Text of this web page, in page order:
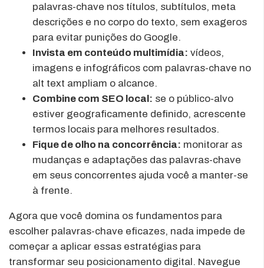
palavras-chave nos títulos, subtítulos, meta
descrições e no corpo do texto, sem exageros
para evitar punições do Google.
Invista em conteúdo multimídia: vídeos,
imagens e infográficos com palavras-chave no
alt text ampliam o alcance.
Combine com SEO local: se o público-alvo
estiver geograficamente definido, acrescente
termos locais para melhores resultados.
Fique de olho na concorrência: monitorar as
mudanças e adaptações das palavras-chave
em seus concorrentes ajuda você a manter-se
à frente.
Agora que você domina os fundamentos para
escolher palavras-chave eficazes, nada impede de
começar a aplicar essas estratégias para
transformar seu posicionamento digital. Navegue